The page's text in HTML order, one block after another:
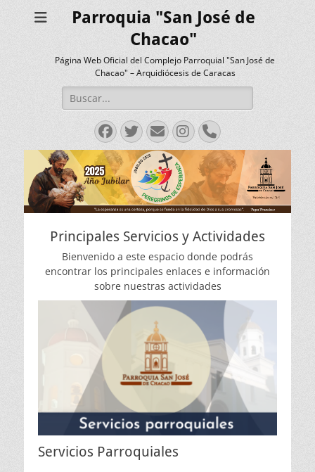
Parroquia "San José de
Chacao"
Página Web Oficial del Complejo Parroquial "San José de
Chacao" – Arquidiócesis de Caracas
Buscar:
Facebook
Twitter
Correo
electrónico
Instagram
Teléfono
Principales Servicios y Actividades
Bienvenido a este espacio donde podrás
encontrar los principales enlaces e información
sobre nuestras actividades
Servicios Parroquiales